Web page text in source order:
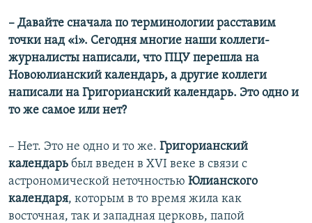
– Давайте сначала по терминологии расставим
точки над «i». Сегодня многие наши коллеги-
журналисты написали, что ПЦУ перешла на
Новоюлианский календарь, а другие коллеги
написали на Григорианский календарь. Это одно и
то же самое или нет?
– Нет. Это не одно и то же. Григорианский
календарь был введен в ХVI веке в связи с
астрономической неточностью Юлианского
календаря, которым в то время жила как
восточная, так и западная церковь, папой